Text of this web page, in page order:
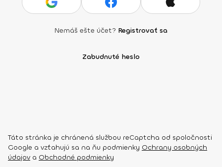
Nemáš ešte účet? Registrovať sa
Zabudnuté heslo
Táto stránka je chránená službou reCaptcha od spoločnosti
Google a vzťahujú sa na ňu podmienky Ochrany osobných
údajov a Obchodné podmienky